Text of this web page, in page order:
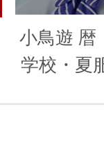
小鳥遊 暦
学校・夏